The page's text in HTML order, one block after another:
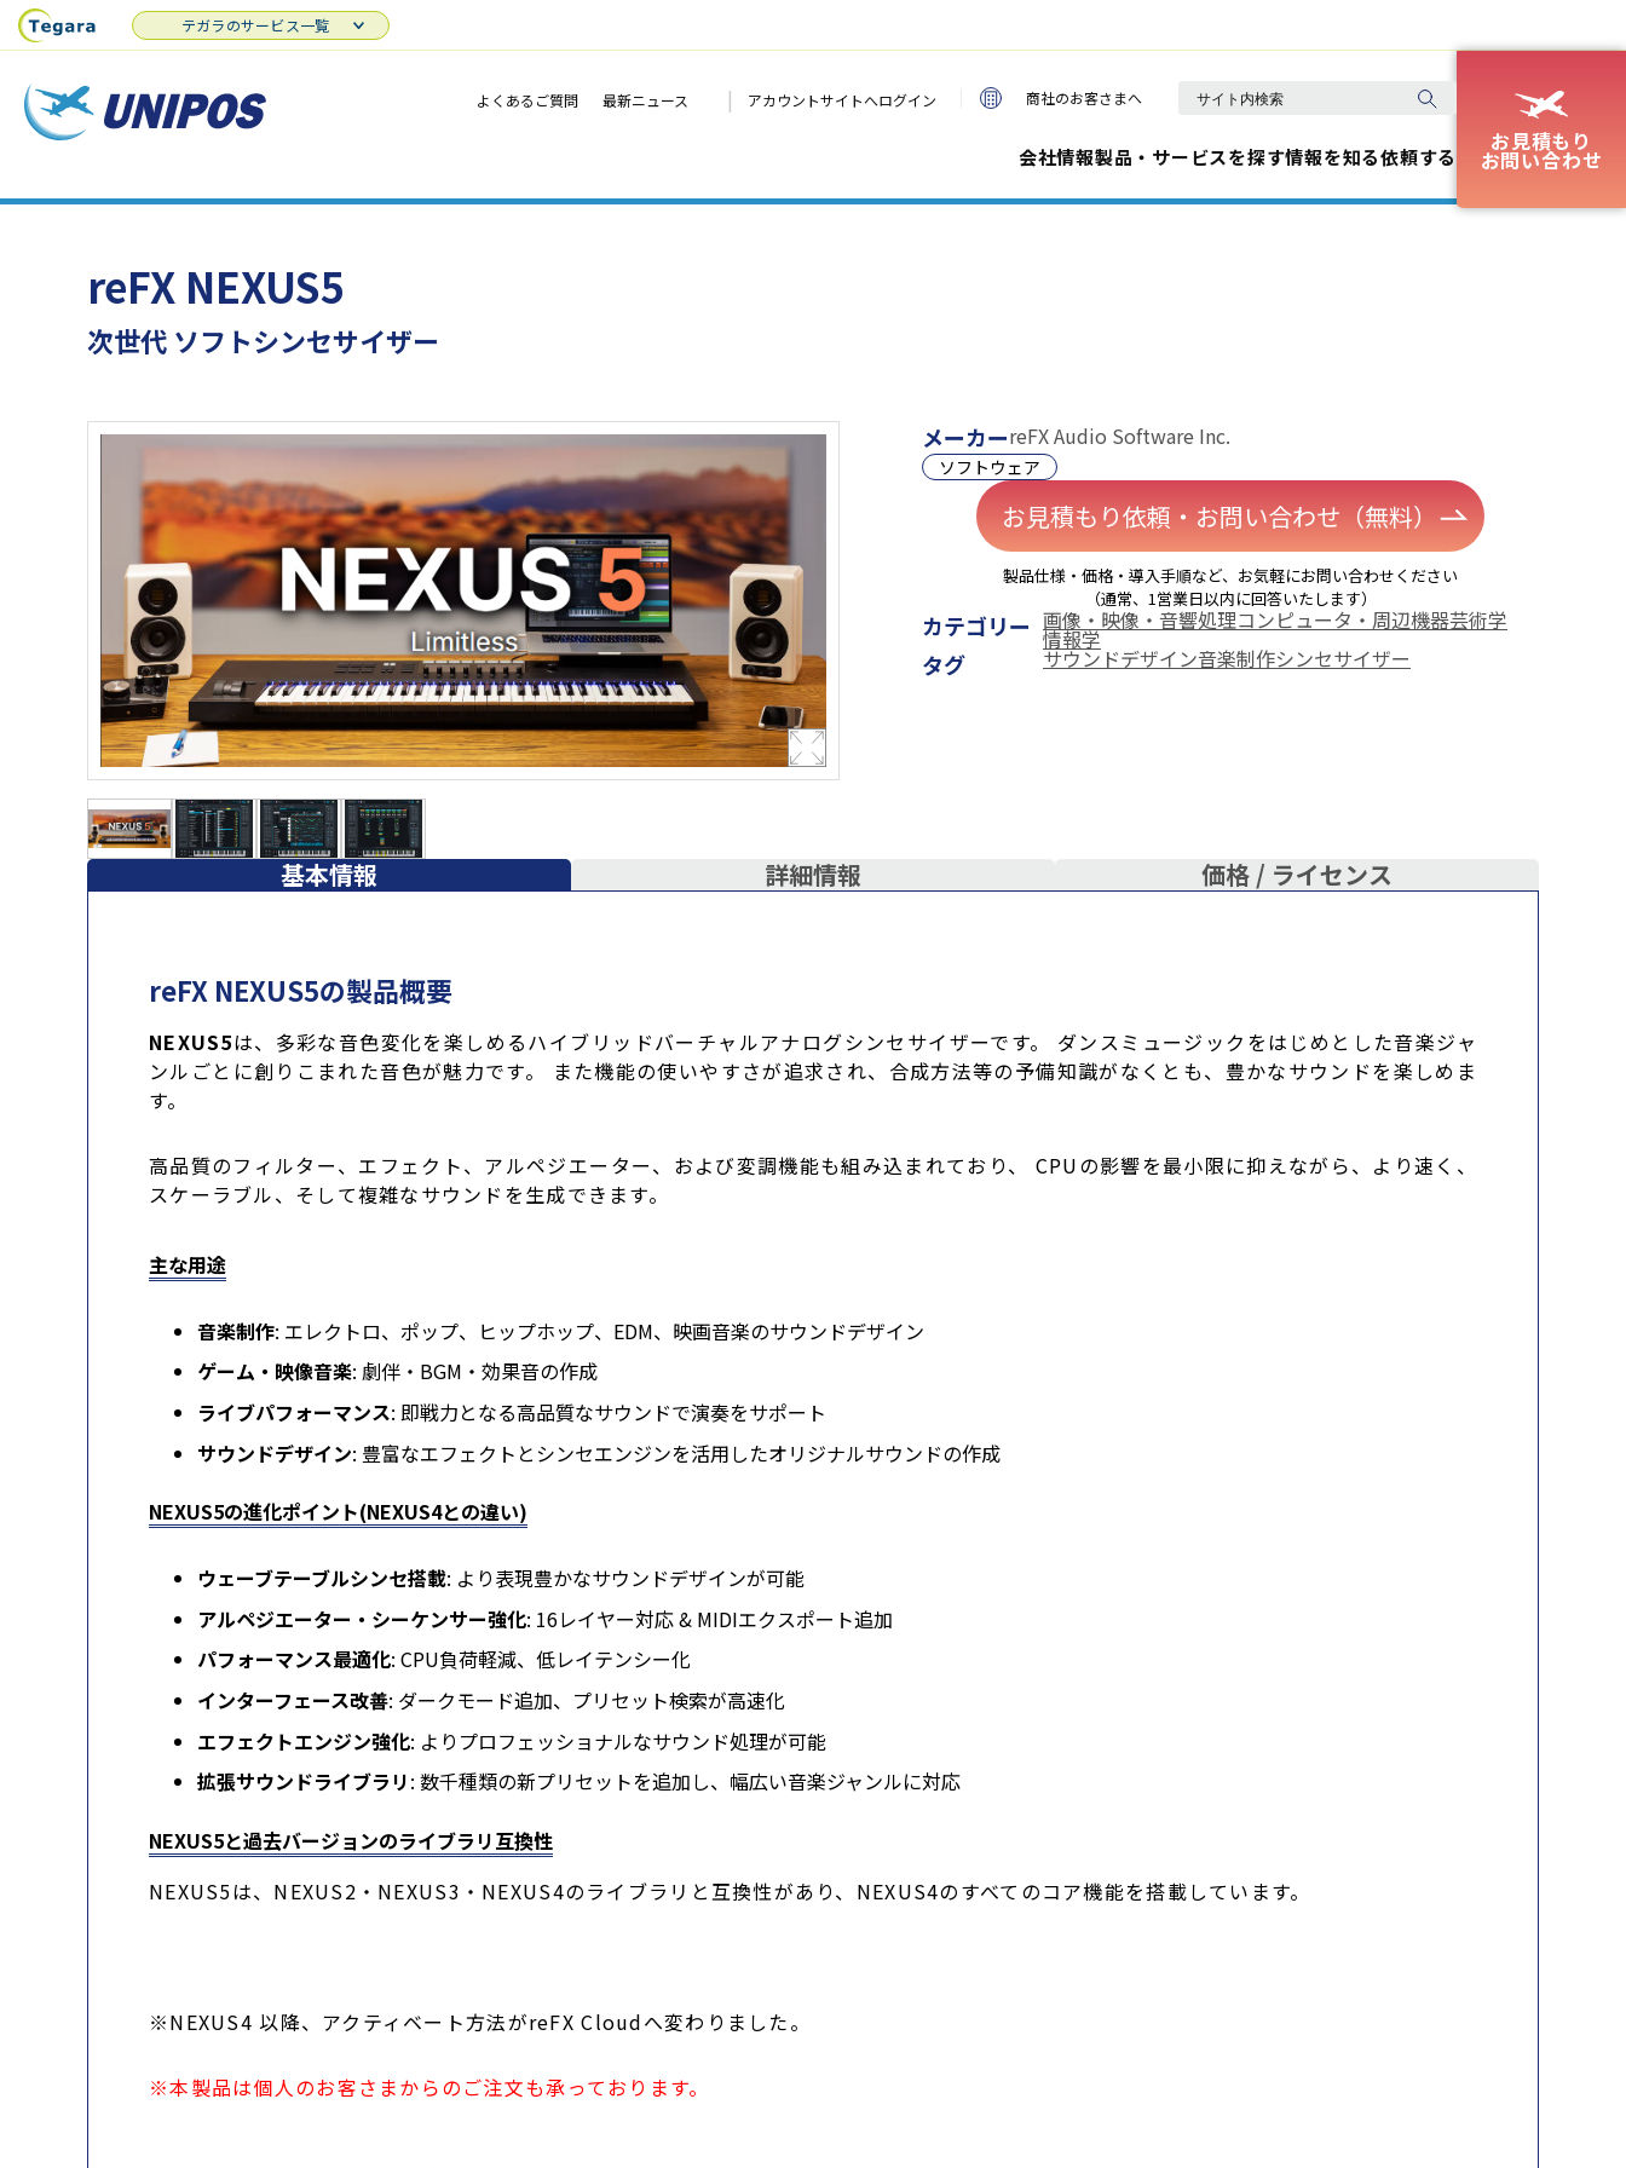
よくあるご質問 最新ニュース | アカウントサイトへログイン 商社のお客さまへ
会社情報製品・サービスを探す情報を知る依頼する
お見積もり
お問い合わせ
テガラのサービス一覧
reFX NEXUS5
次世代 ソフトシンセサイザー
メーカーreFX Audio Software Inc.
ソフトウェア
お見積もり依頼・お問い合わせ（無料）
製品仕様・価格・導入手順など、お気軽にお問い合わせください
（通常、1営業日以内に回答いたします）
カテゴリー 画像・映像・音響処理コンピュータ・周辺機器芸術学
情報学
タグ サウンドデザイン音楽制作シンセサイザー
基本情報 詳細情報 価格 / ライセンス
reFX NEXUS5の製品概要
NEXUS5は、多彩な音色変化を楽しめるハイブリッドバーチャルアナログシンセサイザーです。 ダンスミュージックをはじめとした音楽ジャ
ンルごとに創りこまれた音色が魅力です。 また機能の使いやすさが追求され、合成方法等の予備知識がなくとも、豊かなサウンドを楽しめま
す。
高品質のフィルター、エフェクト、アルペジエーター、および変調機能も組み込まれており、 CPUの影響を最小限に抑えながら、より速く、
スケーラブル、そして複雑なサウンドを生成できます。
主な用途
音楽制作: エレクトロ、ポップ、ヒップホップ、EDM、映画音楽のサウンドデザイン
ゲーム・映像音楽: 劇伴・BGM・効果音の作成
ライブパフォーマンス: 即戦力となる高品質なサウンドで演奏をサポート
サウンドデザイン: 豊富なエフェクトとシンセエンジンを活用したオリジナルサウンドの作成
NEXUS5の進化ポイント(NEXUS4との違い)
ウェーブテーブルシンセ搭載: より表現豊かなサウンドデザインが可能
アルペジエーター・シーケンサー強化: 16レイヤー対応 & MIDIエクスポート追加
パフォーマンス最適化: CPU負荷軽減、低レイテンシー化
インターフェース改善: ダークモード追加、プリセット検索が高速化
エフェクトエンジン強化: よりプロフェッショナルなサウンド処理が可能
拡張サウンドライブラリ: 数千種類の新プリセットを追加し、幅広い音楽ジャンルに対応
NEXUS5と過去バージョンのライブラリ互換性
NEXUS5は、NEXUS2・NEXUS3・NEXUS4のライブラリと互換性があり、NEXUS4のすべてのコア機能を搭載しています。
※NEXUS4 以降、アクティベート方法がreFX Cloudへ変わりました。
※本製品は個人のお客さまからのご注文も承っております。